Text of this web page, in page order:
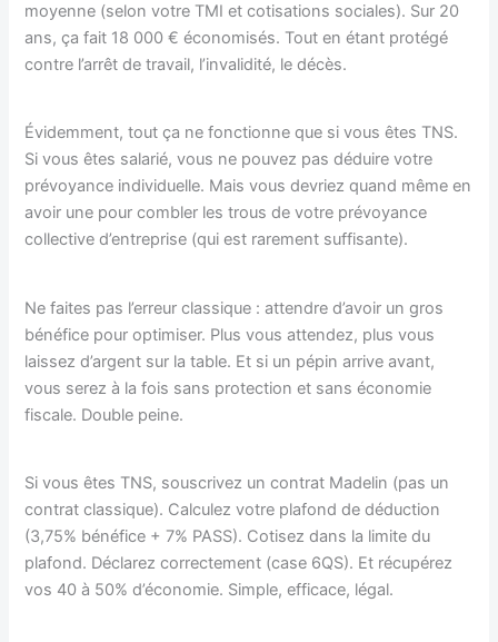
moyenne (selon votre TMI et cotisations sociales). Sur 20
ans, ça fait 18 000 € économisés. Tout en étant protégé
contre l’arrêt de travail, l’invalidité, le décès.
Évidemment, tout ça ne fonctionne que si vous êtes TNS.
Si vous êtes salarié, vous ne pouvez pas déduire votre
prévoyance individuelle. Mais vous devriez quand même en
avoir une pour combler les trous de votre prévoyance
collective d’entreprise (qui est rarement suffisante).
Ne faites pas l’erreur classique : attendre d’avoir un gros
bénéfice pour optimiser. Plus vous attendez, plus vous
laissez d’argent sur la table. Et si un pépin arrive avant,
vous serez à la fois sans protection et sans économie
fiscale. Double peine.
Si vous êtes TNS, souscrivez un contrat Madelin (pas un
contrat classique). Calculez votre plafond de déduction
(3,75% bénéfice + 7% PASS). Cotisez dans la limite du
plafond. Déclarez correctement (case 6QS). Et récupérez
vos 40 à 50% d’économie. Simple, efficace, légal.